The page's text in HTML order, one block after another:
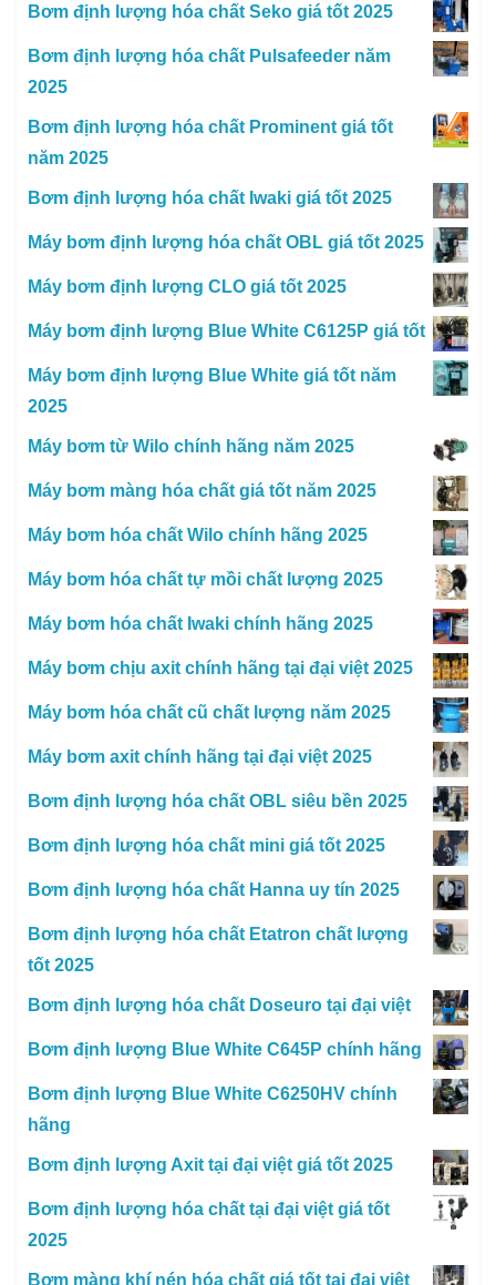
Bơm định lượng hóa chất Seko giá tốt 2025
Bơm định lượng hóa chất Pulsafeeder năm
2025
Bơm định lượng hóa chất Prominent giá tốt
năm 2025
Bơm định lượng hóa chất Iwaki giá tốt 2025
Máy bơm định lượng hóa chất OBL giá tốt 2025
Máy bơm định lượng CLO giá tốt 2025
Máy bơm định lượng Blue White C6125P giá tốt
Máy bơm định lượng Blue White giá tốt năm
2025
Máy bơm từ Wilo chính hãng năm 2025
Máy bơm màng hóa chất giá tốt năm 2025
Máy bơm hóa chất Wilo chính hãng 2025
Máy bơm hóa chất tự mồi chất lượng 2025
Máy bơm hóa chất Iwaki chính hãng 2025
Máy bơm chịu axit chính hãng tại đại việt 2025
Máy bơm hóa chất cũ chất lượng năm 2025
Máy bơm axit chính hãng tại đại việt 2025
Bơm định lượng hóa chất OBL siêu bền 2025
Bơm định lượng hóa chất mini giá tốt 2025
Bơm định lượng hóa chất Hanna uy tín 2025
Bơm định lượng hóa chất Etatron chất lượng
tốt 2025
Bơm định lượng hóa chất Doseuro tại đại việt
Bơm định lượng Blue White C645P chính hãng
Bơm định lượng Blue White C6250HV chính
hãng
Bơm định lượng Axit tại đại việt giá tốt 2025
Bơm định lượng hóa chất tại đại việt giá tốt
2025
Bơm màng khí nén hóa chất giá tốt tại đại việt